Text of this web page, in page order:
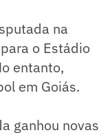
na
o Estádio
entanto,
em Goiás.
ganhou novas